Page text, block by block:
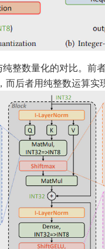
纯整数量化的对比。前
而后者用纯整数运算实